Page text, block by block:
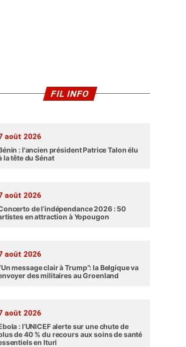
FIL INFO
août 2026
: l'ancien président Patrice Talon élu
la tête du Sénat
août 2026
de l’indépendance 2026 : 50
en attraction à Yopougon
août 2026
message clair à Trump”: la Belgique va
des militaires au Groenland
août 2026
: l’UNICEF alerte sur une chute de
de 40 % du recours aux soins de santé
en Ituri